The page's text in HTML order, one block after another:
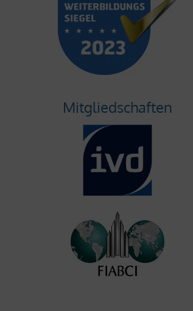
Mitgliedschaften